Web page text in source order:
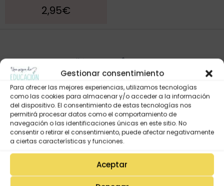
Gestionar consentimiento
Para ofrecer las mejores experiencias, utilizamos tecnologías
como las cookies para almacenar y/o acceder a la información
del dispositivo. El consentimiento de estas tecnologías nos
permitirá procesar datos como el comportamiento de
navegación o las identificaciones únicas en este sitio. No
consentir o retirar el consentimiento, puede afectar negativamente
a ciertas características y funciones.
Aceptar
2,95€
Mi Cuenta
Lista de deseos
Mi Perfil
Descargas